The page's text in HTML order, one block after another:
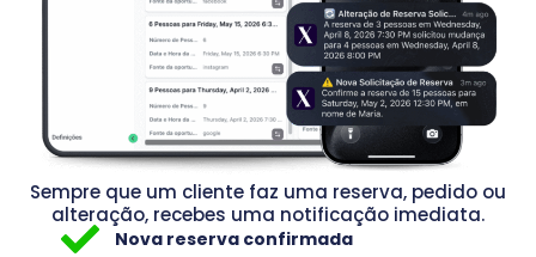
Sempre que um cliente faz uma reserva, pedido ou
alteração, recebes uma notificação imediata.
Nova reserva confirmada